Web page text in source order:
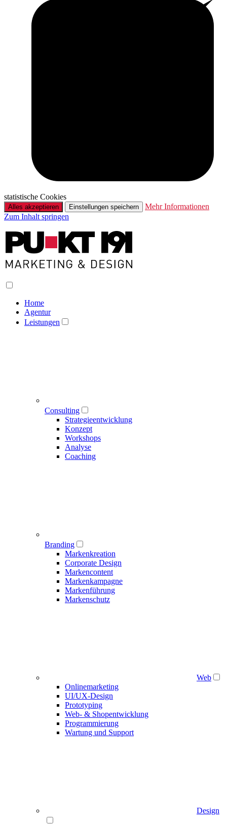
statistische Cookies
Alles akzeptieren Einstellungen speichern
Mehr Informationen
Zum Inhalt springen
Home
Agentur
Leistungen
Consulting
Strategieentwicklung
Konzept
Workshops
Analyse
Coaching
Branding
Markenkreation
Corporate Design
Markencontent
Markenkampagne
Markenführung
Markenschutz
Web
Onlinemarketing
UI/UX-Design
Prototyping
Web- & Shopentwicklung
Programmierung
Wartung und Support
Design